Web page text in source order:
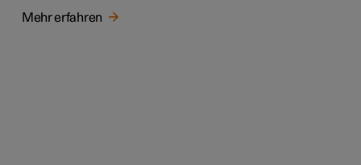
Mehr erfahren